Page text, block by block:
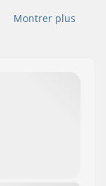
Montrer plus